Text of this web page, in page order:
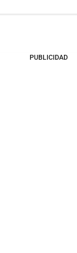
PUBLICIDAD